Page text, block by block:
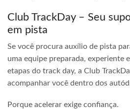
Club TrackDay – Seu
em pista
Se você procura auxílio de pista
uma equipe preparada, experiente
etapas do track day, a Club
acompanhar você dentro dos
Porque acelerar exige confiança.